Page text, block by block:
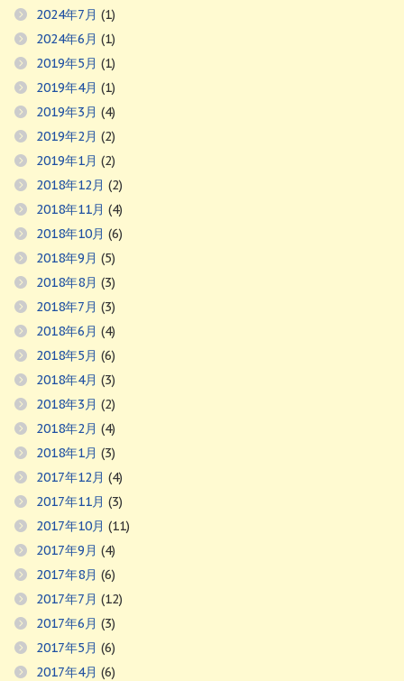
2024年7月 (1)
2024年6月 (1)
2019年5月 (1)
2019年4月 (1)
2019年3月 (4)
2019年2月 (2)
2019年1月 (2)
2018年12月 (2)
2018年11月 (4)
2018年10月 (6)
2018年9月 (5)
2018年8月 (3)
2018年7月 (3)
2018年6月 (4)
2018年5月 (6)
2018年4月 (3)
2018年3月 (2)
2018年2月 (4)
2018年1月 (3)
2017年12月 (4)
2017年11月 (3)
2017年10月 (11)
2017年9月 (4)
2017年8月 (6)
2017年7月 (12)
2017年6月 (3)
2017年5月 (6)
2017年4月 (6)